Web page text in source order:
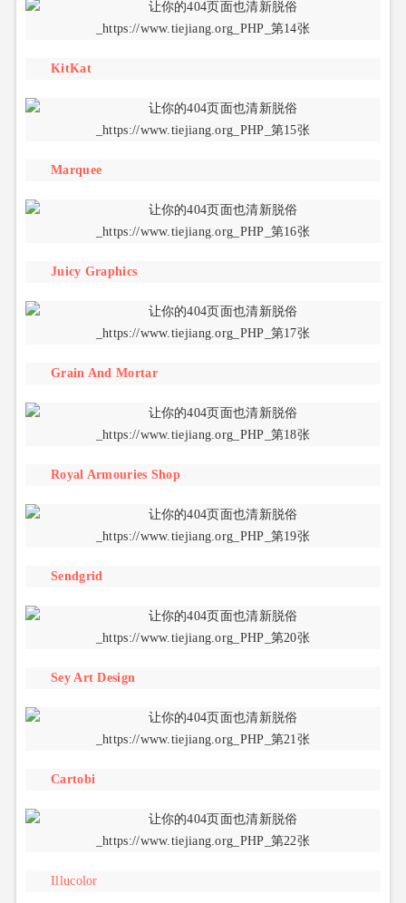
KitKat
Marquee
Juicy Graphics
Grain And Mortar
Royal Armouries Shop
Sendgrid
Sey Art Design
Cartobi
Illucolor